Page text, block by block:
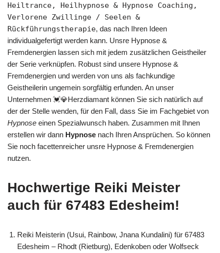
Heiltrance, Heilhypnose & Hypnose Coaching,
Verlorene Zwillinge / Seelen &
Rückführungstherapie, das nach Ihren Ideen
individualgefertigt werden kann. Unsre Hypnose &
Fremdenergien lassen sich mit jedem zusätzlichen Geistheiler
der Serie verknüpfen. Robust sind unsere Hypnose &
Fremdenergien und werden von uns als fachkundige
Geistheilerin ungemein sorgfältig erfunden. An unser
Unternehmen 💓️💎Herzdiamant können Sie sich natürlich auf
der der Stelle wenden, für den Fall, dass Sie im Fachgebiet von
Hypnose einen Spezialwunsch haben. Zusammen mit Ihnen
erstellen wir dann Hypnose nach Ihren Ansprüchen. So können
Sie noch facettenreicher unsre Hypnose & Fremdenergien
nutzen.
Hochwertige Reiki Meister
auch für 67483 Edesheim!
Reiki Meisterin (Usui, Rainbow, Jnana Kundalini) für 67483
Edesheim – Rhodt (Rietburg), Edenkoben oder Wolfseck